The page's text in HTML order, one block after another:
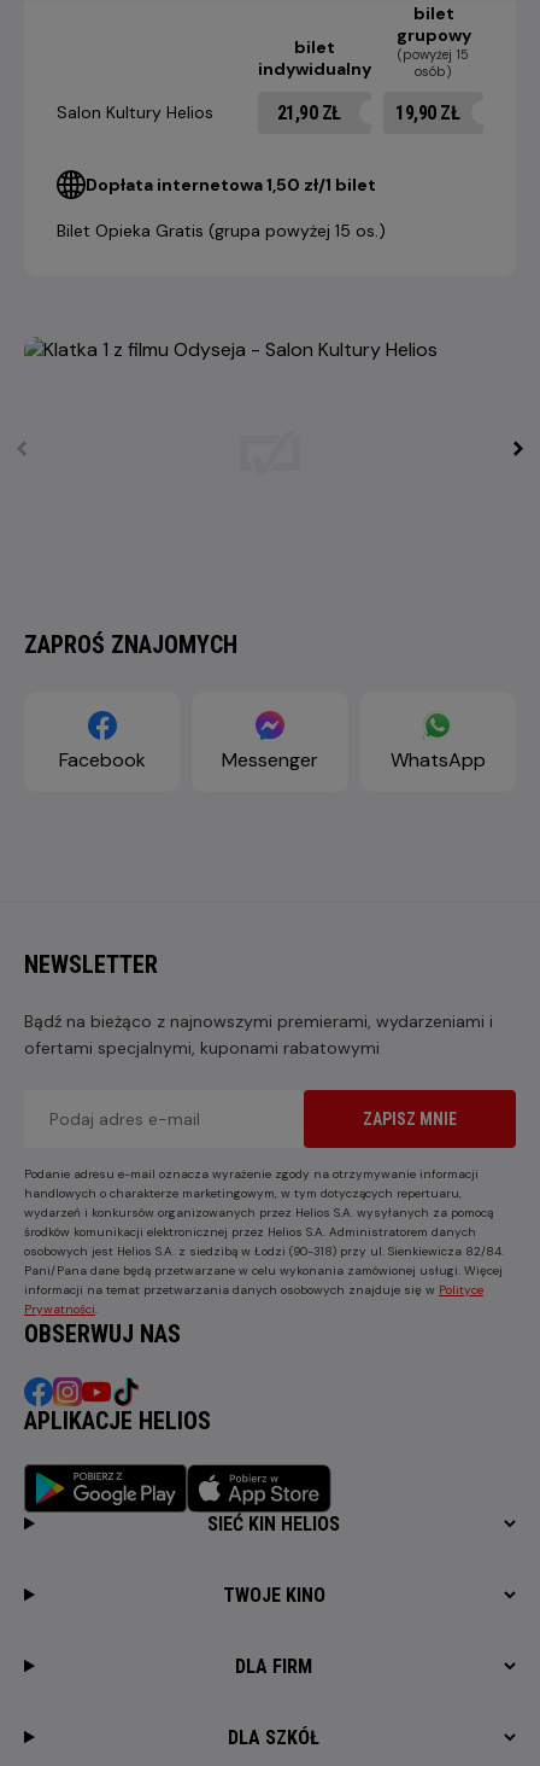
bilet
indywidualny
bilet
grupowy
(powyżej 15
osób)
Salon Kultury Helios 21,90 ZŁ 19,90 ZŁ
Dopłata internetowa 1,50 zł/1 bilet
Bilet Opieka Gratis (grupa powyżej 15 os.)
ZAPROŚ ZNAJOMYCH
Facebook Messenger WhatsApp
NEWSLETTER
Bądź na bieżąco z najnowszymi premierami, wydarzeniami i
ofertami specjalnymi, kuponami rabatowymi
ZAPISZ MNIE
Podanie adresu e-mail oznacza wyrażenie zgody na otrzymywanie informacji
handlowych o charakterze marketingowym, w tym dotyczących repertuaru,
wydarzeń i konkursów organizowanych przez Helios S.A. wysyłanych za pomocą
środków komunikacji elektronicznej przez Helios S.A. Administratorem danych
osobowych jest Helios S.A. z siedzibą w Łodzi (90-318) przy ul. Sienkiewicza 82/84.
Pani/Pana dane będą przetwarzane w celu wykonania zamówionej usługi. Więcej
informacji na temat przetwarzania danych osobowych znajduje się w Polityce
Prywatności
OBSERWUJ NAS
APLIKACJE HELIOS
SIEĆ KIN HELIOS
TWOJE KINO
DLA FIRM
DLA SZKÓŁ